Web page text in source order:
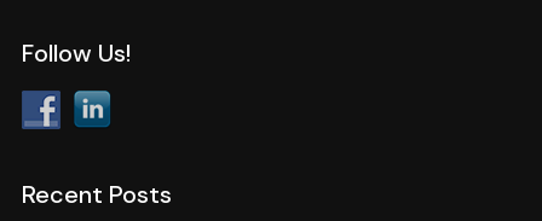
Follow Us!
Recent Posts